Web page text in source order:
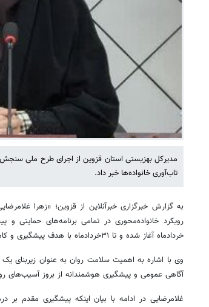
مدیرکل بهزیستی استان قزوین از اجرای طرح ملی
تاب‌آوری خانواده‌ها خبر داد.
به گزارش خبرگزاری خبرآنلاین از قزوین؛ «زهرا
رویکرد خانواده‌محوری در تمامی برنامه‌های حمایتی
خردادماه آغاز شده و تا ۳۱خردادماه با هدف پیشگیری و کاهش آسیب های اجتماعی اجرا می شود.
وی با اشاره به اهمیت سلامت روان به عنوان زیربنای
آگاهی عمومی و پیشگیری هوشمندانه از بروز آسیب‌های
غلامرضایی در ادامه با بیان اینکه پیشگیری